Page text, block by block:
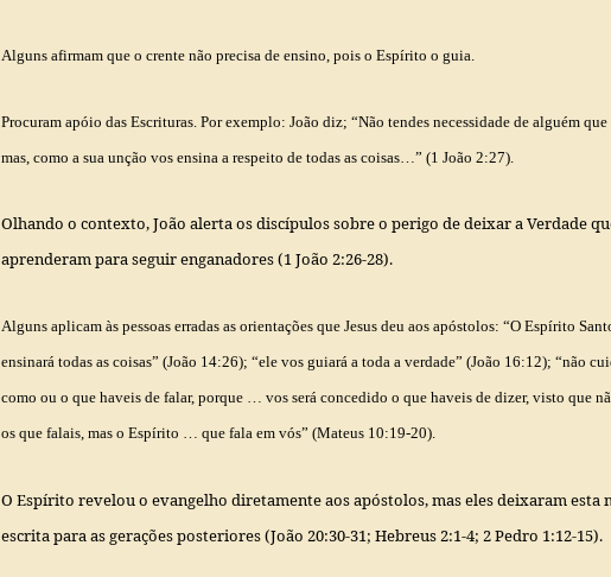
Alguns afirmam que o crente não precisa de ensino, pois o Espírito o guia
Procuram apóio das Escrituras. Por exemplo: João diz; “Não tendes necessidade de alguém
mas, como a sua unção vos ensina a respeito de todas as coisas…” (1 João 2:27).
Olhando o contexto, João alerta os discípulos sobre o perigo de deixar a Verdade
aprenderam para seguir enganadores (1 João 2:26-28).
Alguns aplicam às pessoas erradas as orientações que Jesus deu aos apóstolos: “O Espírito
ensinará todas as coisas” (João 14:26); “ele vos guiará a toda a verdade” (João 16:12); “não
como ou o que haveis de falar, porque … vos será concedido o que haveis de dizer, visto que
os que falais, mas o Espírito … que fala em vós” (Mateus 10:19-20).
O Espírito revelou o evangelho diretamente aos apóstolos, mas eles deixaram esta
escrita para as gerações posteriores (João 20:30-31; Hebreus 2:1-4; 2 Pedro 1:12-15).